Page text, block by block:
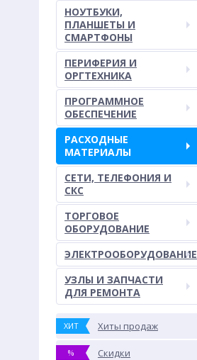
НОУТБУКИ,
ПЛАНШЕТЫ И
СМАРТФОНЫ
ПЕРИФЕРИЯ И
ОРГТЕХНИКА
ПРОГРАММНОЕ
ОБЕСПЕЧЕНИЕ
РАСХОДНЫЕ
МАТЕРИАЛЫ
СЕТИ, ТЕЛЕФОНИЯ И
СКС
ТОРГОВОЕ
ОБОРУДОВАНИЕ
ЭЛЕКТРООБОРУДОВАНИЕ
УЗЛЫ И ЗАПЧАСТИ
ДЛЯ РЕМОНТА
ХИТ Хиты продаж
% Скидки